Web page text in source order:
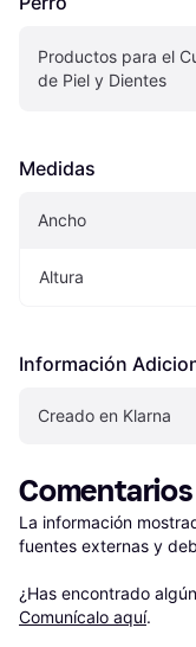
Productos para el
de Piel y Dientes
Medidas
Ancho
Altura
Información
Creado en Klarna
Comentarios
La información
fuentes externas y
¿Has encontrado
Comunícalo aquí.